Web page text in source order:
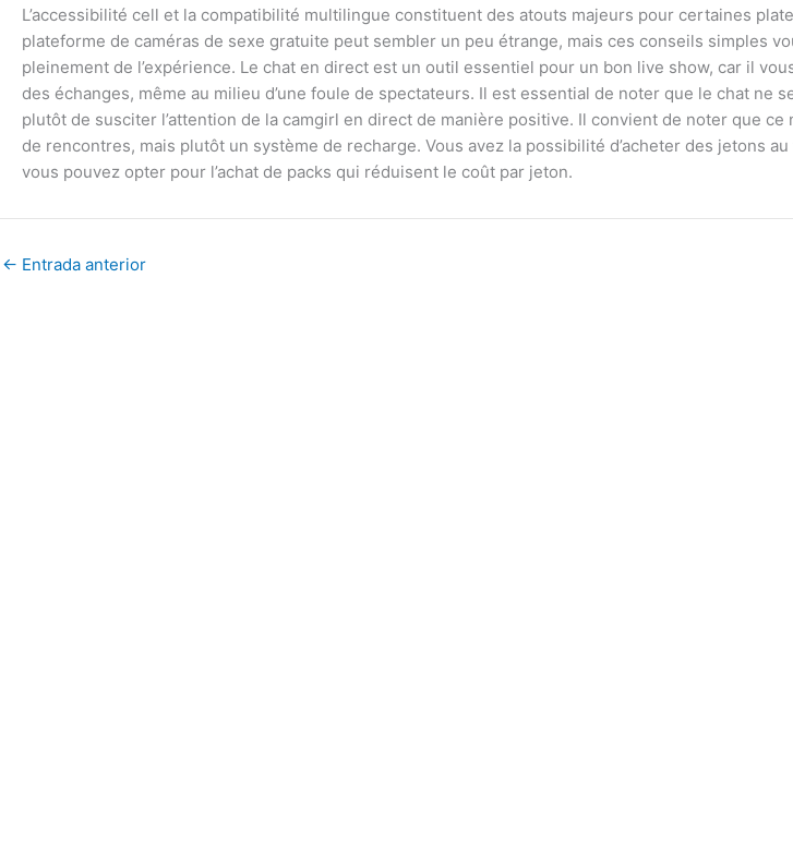
L’accessibilité cell et la compatibilité multilingue constituent des atouts majeurs pour certaines
plateforme de caméras de sexe gratuite peut sembler un peu étrange, mais ces conseils simples
pleinement de l’expérience. Le chat en direct est un outil essentiel pour un bon live show, car il
des échanges, même au milieu d’une foule de spectateurs. Il est essential de noter que le chat ne
plutôt de susciter l’attention de la camgirl en direct de manière positive. Il convient de noter que ce
de rencontres, mais plutôt un système de recharge. Vous avez la possibilité d’acheter des jetons
vous pouvez opter pour l’achat de packs qui réduisent le coût par jeton.
← Entrada anterior